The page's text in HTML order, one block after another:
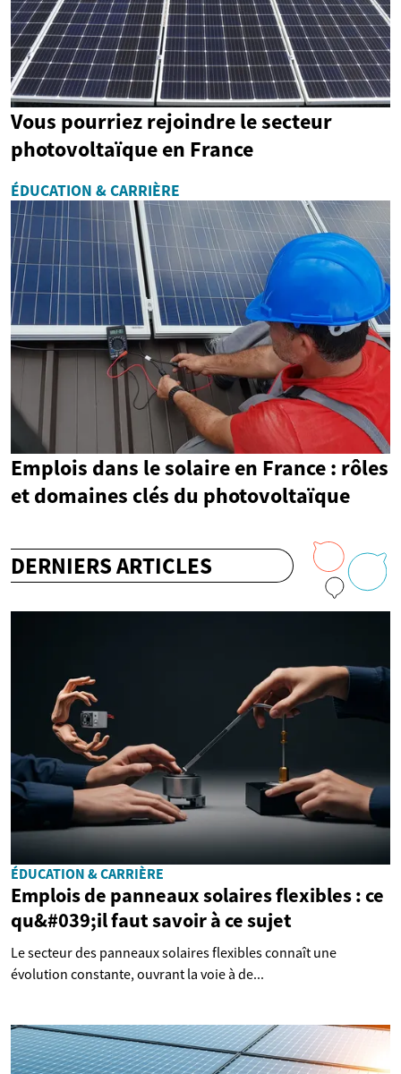
Vous pourriez rejoindre le secteur
photovoltaïque en France
ÉDUCATION & CARRIÈRE
Emplois dans le solaire en France : rôles
et domaines clés du photovoltaïque
DERNIERS ARTICLES
ÉDUCATION & CARRIÈRE
Emplois de panneaux solaires flexibles : ce
qu&#039;il faut savoir à ce sujet
Le secteur des panneaux solaires flexibles connaît une
évolution constante, ouvrant la voie à de...